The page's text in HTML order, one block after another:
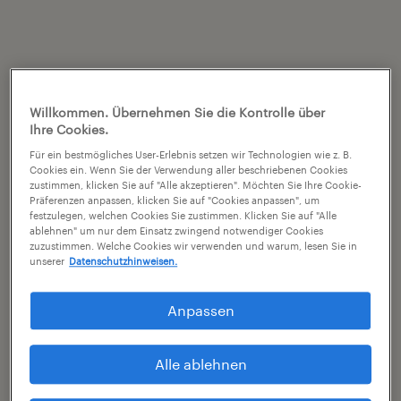
Willkommen. Übernehmen Sie die Kontrolle über
Ihre Cookies.
Für ein bestmögliches User-Erlebnis setzen wir Technologien wie z. B.
Cookies ein. Wenn Sie der Verwendung aller beschriebenen Cookies
zustimmen, klicken Sie auf "Alle akzeptieren". Möchten Sie Ihre Cookie-
Präferenzen anpassen, klicken Sie auf "Cookies anpassen", um
festzulegen, welchen Cookies Sie zustimmen. Klicken Sie auf "Alle
ablehnen" um nur dem Einsatz zwingend notwendiger Cookies
zuzustimmen. Welche Cookies wir verwenden und warum, lesen Sie in
unserer Datenschutzhinweisen.
Anpassen
Alle ablehnen